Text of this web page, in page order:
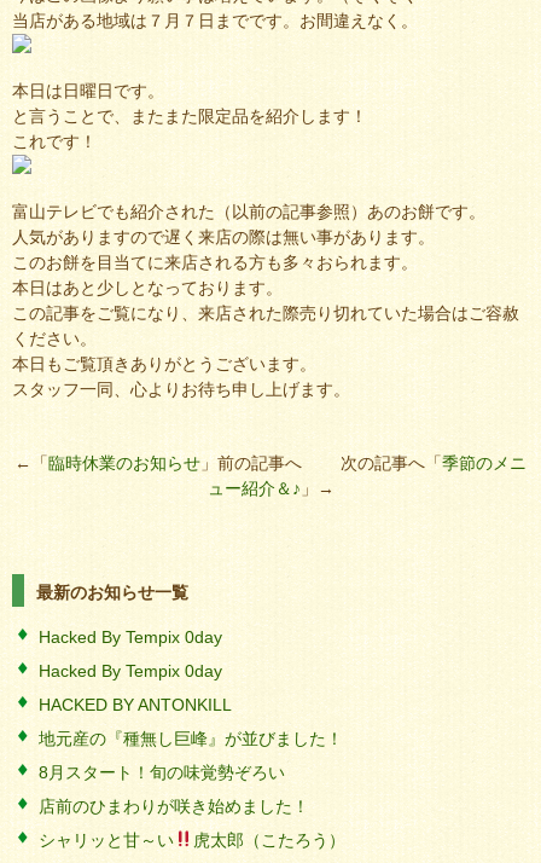
当店がある地域は７月７日までです。お間違えなく。
本日は日曜日です。
と言うことで、またまた限定品を紹介します！
これです！
富山テレビでも紹介された（以前の記事参照）あのお餅です。
人気がありますので遅く来店の際は無い事があります。
このお餅を目当てに来店される方も多々おられます。
本日はあと少しとなっております。
この記事をご覧になり、来店された際売り切れていた場合はご容赦
ください。
本日もご覧頂きありがとうございます。
スタッフ一同、心よりお待ち申し上げます。
←「臨時休業のお知らせ」前の記事へ 次の記事へ「季節のメニ
ュー紹介＆♪ 」→
最新のお知らせ一覧
Hacked By Tempix 0day
Hacked By Tempix 0day
HACKED BY ANTONKILL
地元産の『種無し巨峰』が並びました！
8月スタート！旬の味覚勢ぞろい
店前のひまわりが咲き始めました！
シャリッと甘～い
虎太郎（こたろう）